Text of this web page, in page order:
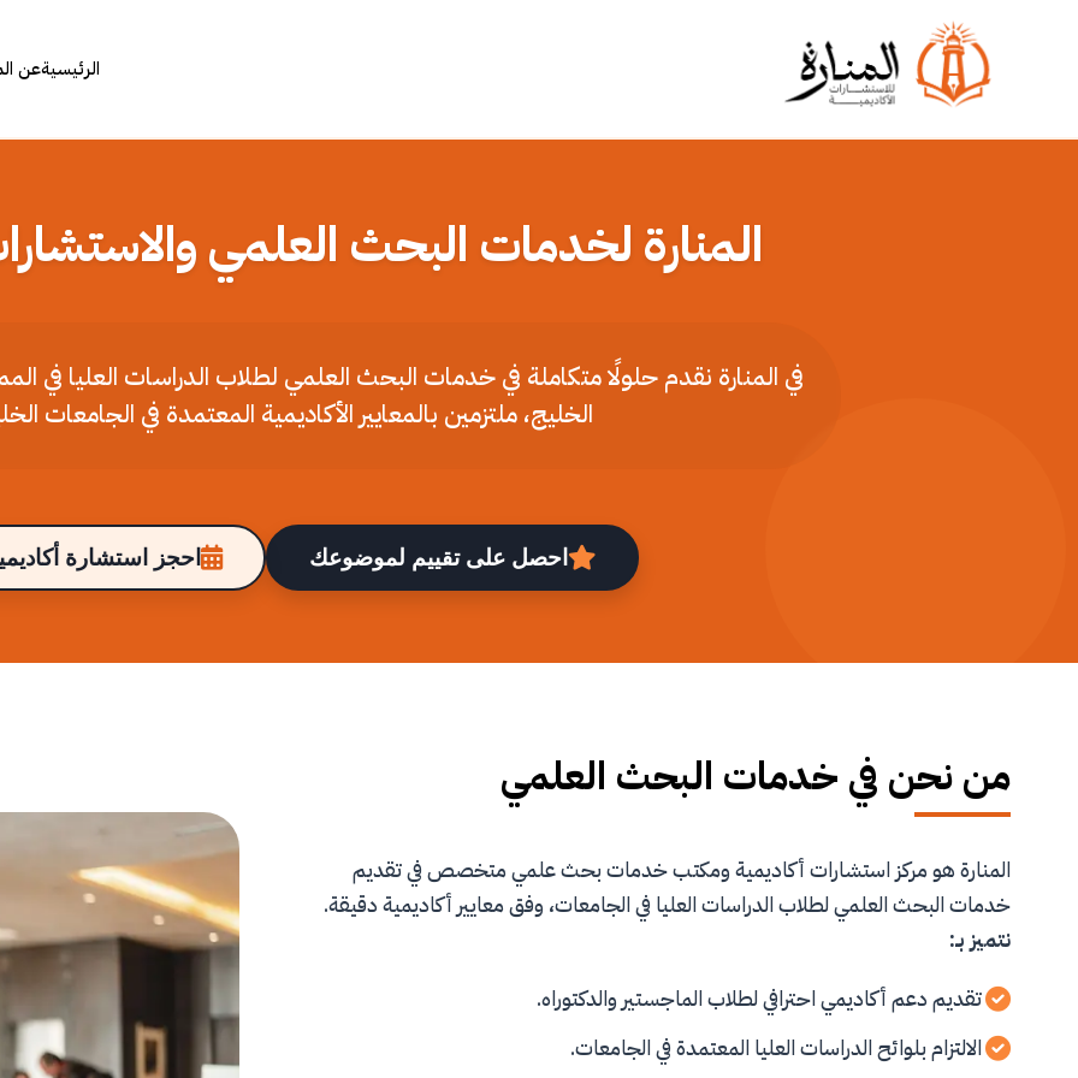
الرئيسيةعن
المنارة لخدمات البحث العلمي
في المنارة نقدم حلولًا متكاملة في خدمات البحث العلمي لطلاب الدراسات العليا في
الخليج، ملتزمين بالمعايير الأكاديمية المعتمدة في الجامعات
احصل على تقييم لموضوعك احجز استشارة
من نحن في خدمات البحث العلمي
المنارة هو مركز استشارات أكاديمية ومكتب خدمات بحث علمي متخصص في تقديم
خدمات البحث العلمي لطلاب الدراسات العليا في الجامعات، وفق معايير أكاديمية دقيقة.
نتميز بـ:
تقديم دعم أكاديمي احترافي لطلاب الماجستير والدكتوراه.
الالتزام بلوائح الدراسات العليا المعتمدة في الجامعات.